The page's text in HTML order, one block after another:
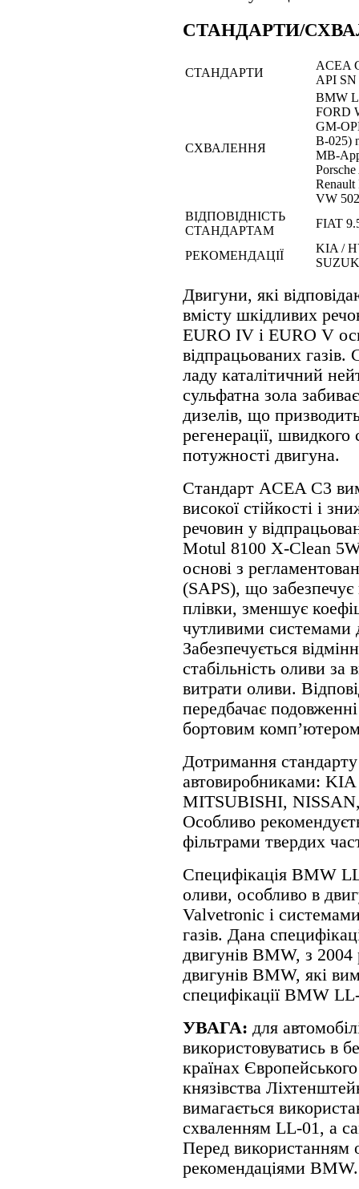
СТАНДАРТИ/
СТАНДАРТИ
ACEA
API SN
СХВАЛЕННЯ
BMW
FORD
GM-
B-025)
MB-
Renault
VW
ВІДПОВІДНІСТЬ
СТАНДАРТАМ
FIAT
РЕКОМЕНДАЦІЇ
KIA /
Двигуни, які
вмісту шкідливих
EURO IV і EURO V
відпрацьованих
ладу каталітичний
сульфатна зола
дизелів, що
регенерації, швидкого
потужності двигуна.
Стандарт ACEA C3
високої стійкості і
речовин у
Motul 8100 X-Clean
основі з
(SAPS), що забезпечує
плівки, зменшує
чутливими системами
Забезпечується
стабільність оливи
витрати оливи.
передбачає
бортовим
Дотримання
автовиробниками:
MITSUBISHI,
Особливо
фільтрами твердих
Специфікація BMW
оливи, особливо в
Valvetronic і
газів. Дана
двигунів BMW, з
двигунів BMW, які
специфікації BMW
УВАГА: для
використовуватись в
країнах
князівства
вимагається
схваленням LL-01, а
Перед використанням
рекомендаціями BMW.